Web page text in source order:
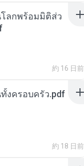
ลกพร้อมมิติส่ว
約 16 日前
งครอบครัว.pdf
約 18 日前